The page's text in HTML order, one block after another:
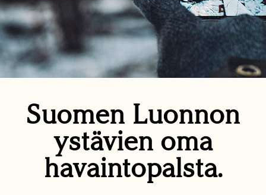
Suomen Luonnon
ystävien oma
havaintopalsta.